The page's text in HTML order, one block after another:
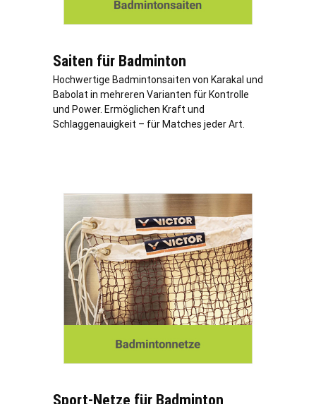
Saiten für Badminton
Hochwertige Badmintonsaiten von Karakal und
Babolat in mehreren Varianten für Kontrolle
und Power. Ermöglichen Kraft und
Schlaggenauigkeit – für Matches jeder Art.
Sport-Netze für Badminton